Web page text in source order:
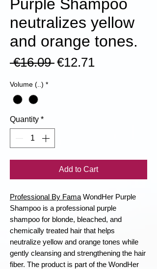
Purple Shampoo
neutralizes yellow
and orange tones.
€16.09 Regular
€12.71Sale
Volume (..) *
Quantity *
Add to Cart
Professional By Fama WondHer Purple
Shampoo is a professional purple
shampoo for blonde, bleached, and
chemically treated hair that helps
neutralize yellow and orange tones while
gently cleansing and strengthening the hair
fiber. The product is part of the WondHer